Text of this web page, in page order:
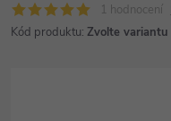
1 hodnocení
Kód produktu: Zvolte variantu